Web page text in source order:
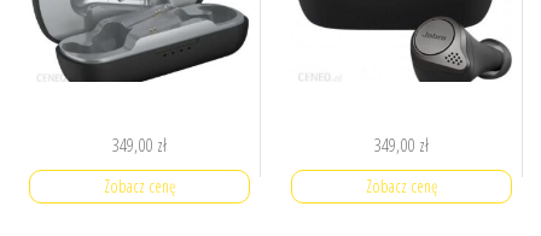
349,00 zł
Zobacz cenę
349,00 zł
Zobacz cenę